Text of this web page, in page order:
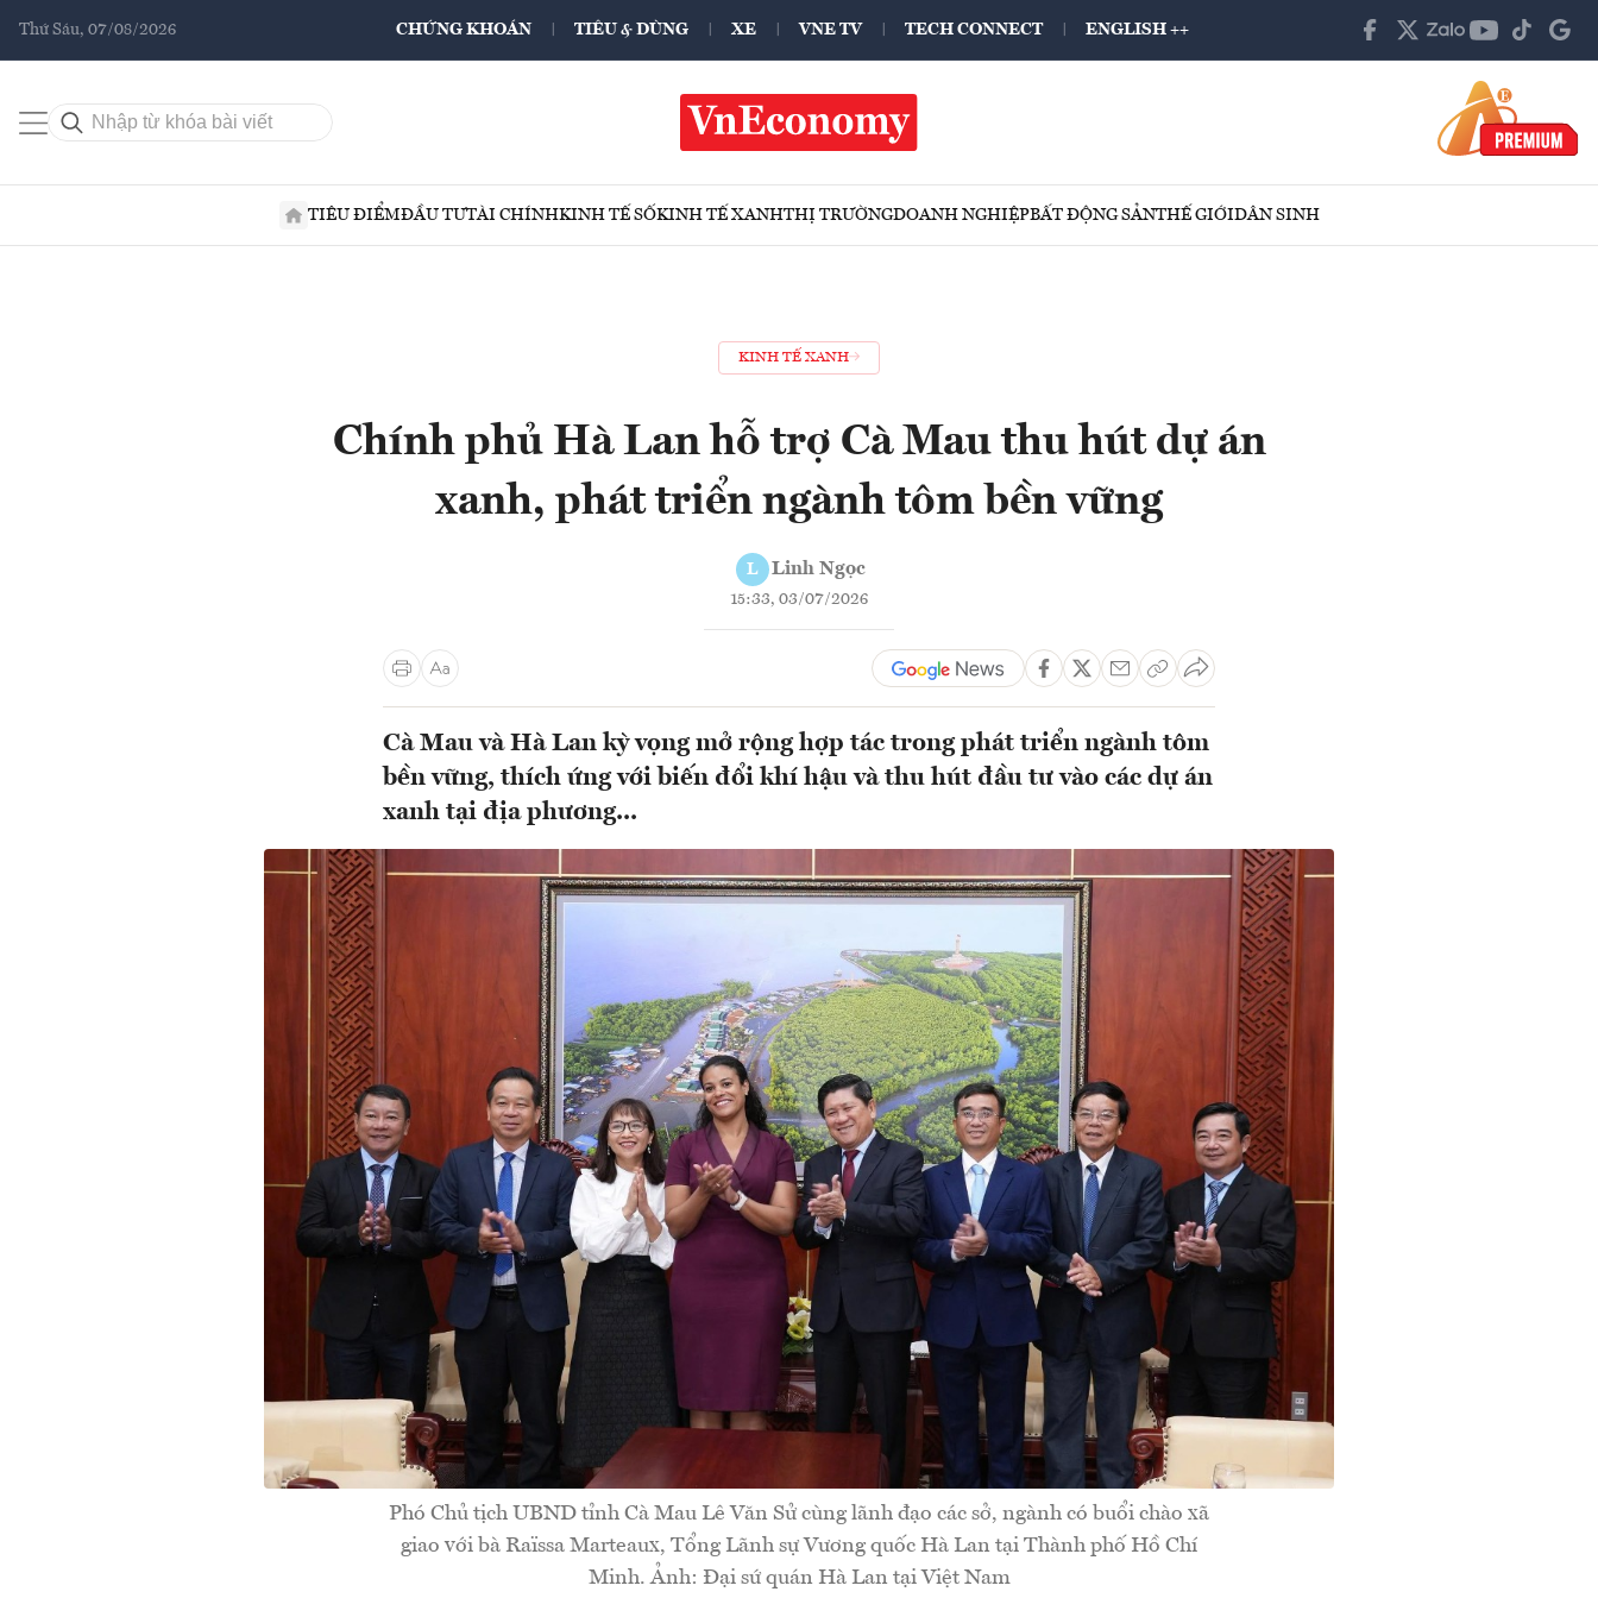
Thứ Sáu, 07/08/2026 CHỨNG KHOÁN TIÊU & DÙNG XE VNE TV TECH CONNECT ENGLISH ++
TIÊU ĐIỂMĐẦU TƯTÀI CHÍNHKINH TẾ SỐKINH TẾ XANHTHỊ TRƯỜNGDOANH NGHIỆPBẤT ĐỘNG SẢNTHẾ GIỚIDÂN SINH
KINH TẾ XANH
Chính phủ Hà Lan hỗ trợ Cà Mau thu hút dự án
xanh, phát triển ngành tôm bền vững
L Linh Ngọc
15:33, 03/07/2026
Cà Mau và Hà Lan kỳ vọng mở rộng hợp tác trong phát triển ngành tôm
bền vững, thích ứng với biến đổi khí hậu và thu hút đầu tư vào các dự án
xanh tại địa phương...
Phó Chủ tịch UBND tỉnh Cà Mau Lê Văn Sử cùng lãnh đạo các sở, ngành có buổi chào xã
giao với bà Raïssa Marteaux, Tổng Lãnh sự Vương quốc Hà Lan tại Thành phố Hồ Chí
Minh. Ảnh: Đại sứ quán Hà Lan tại Việt Nam